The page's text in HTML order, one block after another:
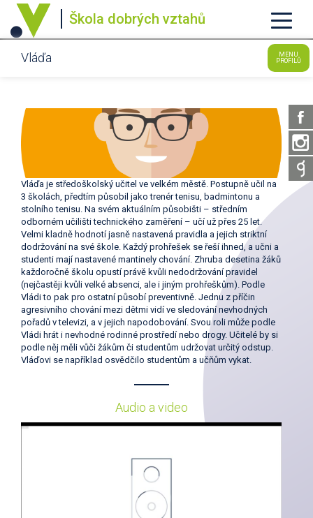
Škola dobrých vztahů
Vláďa
MENU
PROFILŮ
Vláďa je středoškolský učitel ve velkém městě. Postupně učil na
3 školách, předtím působil jako trenér tenisu, badmintonu a
stolního tenisu. Na svém aktuálním působišti – středním
odborném učilišti technického zaměření – učí už přes 25 let.
Velmi kladně hodnotí jasně nastavená pravidla a jejich striktní
dodržování na své škole. Každý prohřešek se řeší ihned, a učni a
studenti mají nastavené mantinely chování. Zhruba desetina žáků
každoročně školu opustí právě kvůli nedodržování pravidel
(nejčastěji kvůli velké absenci, ale i jiným prohřeškům). Podle
Vládi to pak pro ostatní působí preventivně. Jednu z příčin
agresivního chování mezi dětmi vidí ve sledování nevhodných
pořadů v televizi, a v jejich napodobování. Svou roli může podle
Vládi hrát i nevhodné rodinné prostředí nebo drogy. Učitelé by si
podle něj měli vůči žákům či studentům udržovat určitý odstup.
Vláďovi se například osvědčilo studentům a učňům vykat.
Audio a video